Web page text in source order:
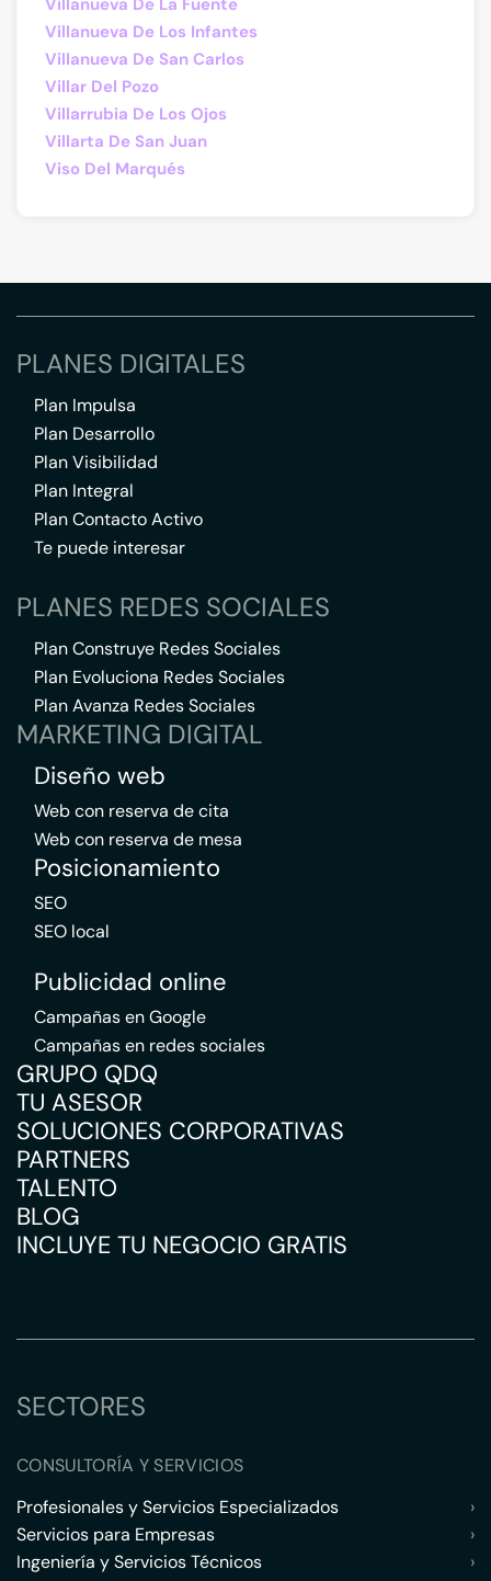
Villanueva De La Fuente
Villanueva De Los Infantes
Villanueva De San Carlos
Villar Del Pozo
Villarrubia De Los Ojos
Villarta De San Juan
Viso Del Marqués
PLANES DIGITALES
Plan Impulsa
Plan Desarrollo
Plan Visibilidad
Plan Integral
Plan Contacto Activo
Te puede interesar
PLANES REDES SOCIALES
Plan Construye Redes Sociales
Plan Evoluciona Redes Sociales
Plan Avanza Redes Sociales
MARKETING DIGITAL
Diseño web
Web con reserva de cita
Web con reserva de mesa
Posicionamiento
SEO
SEO local
Publicidad online
Campañas en Google
Campañas en redes sociales
GRUPO QDQ
TU ASESOR
SOLUCIONES CORPORATIVAS
PARTNERS
TALENTO
BLOG
INCLUYE TU NEGOCIO GRATIS
SECTORES
CONSULTORÍA Y SERVICIOS
Profesionales y Servicios Especializados
›
Servicios para Empresas
›
Ingeniería y Servicios Técnicos
›